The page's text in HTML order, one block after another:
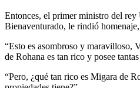
Entonces, el primer ministro del rey
Bienaventurado, le rindió
“Esto es asombroso y maravilloso,
de Rohana es tan rico y posee
“Pero, ¿qué tan rico es Migara de